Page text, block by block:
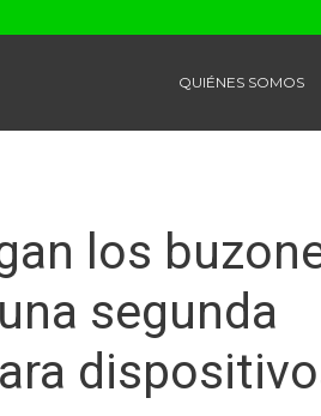
QUIÉNES SOMOS
los
segunda